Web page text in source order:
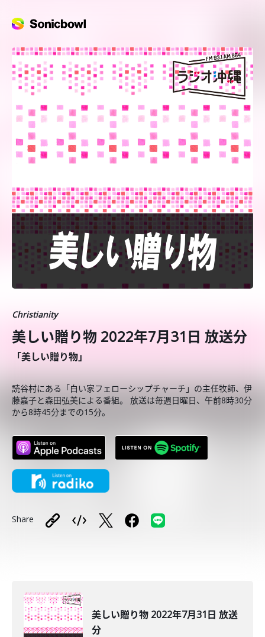
Christianity
美しい贈り物 2022年7月31日 放送分
「美しい贈り物」
読谷村にある「白い家フェローシップチャーチ」の主任牧師、伊
藤嘉子と森田弘美による番組。 放送は毎週日曜日、午前8時30分
から8時45分までの15分。
Share
美しい贈り物 2022年7月31日 放送
分